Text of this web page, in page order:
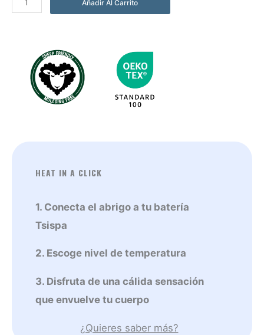
Tiam
Añadir Al Carrito
HEAT IN A CLICK
1. Conecta el abrigo a tu batería
Tsispa
2. Escoge nivel de temperatura
3. Disfruta de una cálida sensación
que envuelve tu cuerpo
¿Quieres saber más?